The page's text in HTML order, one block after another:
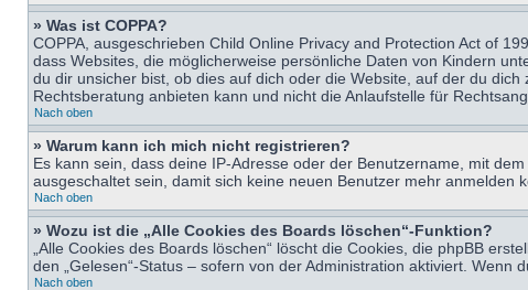
» Was ist COPPA?
COPPA, ausgeschrieben Child Online Privacy and Protection Act of
dass Websites, die möglicherweise persönliche Daten von Kindern
du dir unsicher bist, ob dies auf dich oder die Website, auf der du
Rechtsberatung anbieten kann und nicht die Anlaufstelle für
Nach oben
» Warum kann ich mich nicht registrieren?
Es kann sein, dass deine IP-Adresse oder der Benutzername, mit
ausgeschaltet sein, damit sich keine neuen Benutzer mehr anmelden
Nach oben
» Wozu ist die „Alle Cookies des Boards löschen“-Funktion?
„Alle Cookies des Boards löschen“ löscht die Cookies, die phpBB
den „Gelesen“-Status – sofern von der Administration aktiviert.
Nach oben